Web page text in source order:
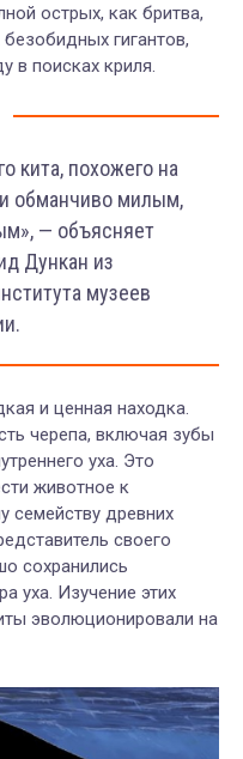
острых, как бритва,
гигантов,
в поисках криля.
кита, похожего на
обманчиво милым,
— объясняет
Дункан из
музеев
и ценная находка.
черепа, включая зубы
уха. Это
животное к
древних
своего
сохранились
уха. Изучение этих
эволюционировали на